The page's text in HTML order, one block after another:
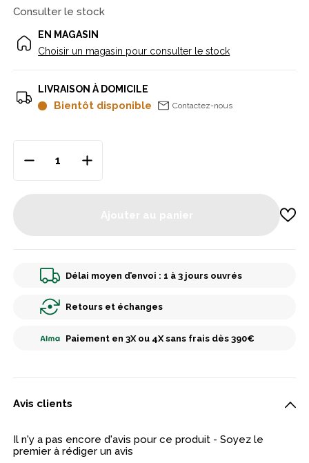
Consulter le stock
EN MAGASIN
Choisir un magasin pour consulter le stock
LIVRAISON À DOMICILE
Bientôt disponible Contactez-nous
Délai moyen d’envoi : 1 à 3 jours ouvrés
Retours et échanges
Paiement en 3X ou 4X sans frais dès 390€
Avis clients
Il n'y a pas encore d'avis pour ce produit - Soyez le
premier à rédiger un avis